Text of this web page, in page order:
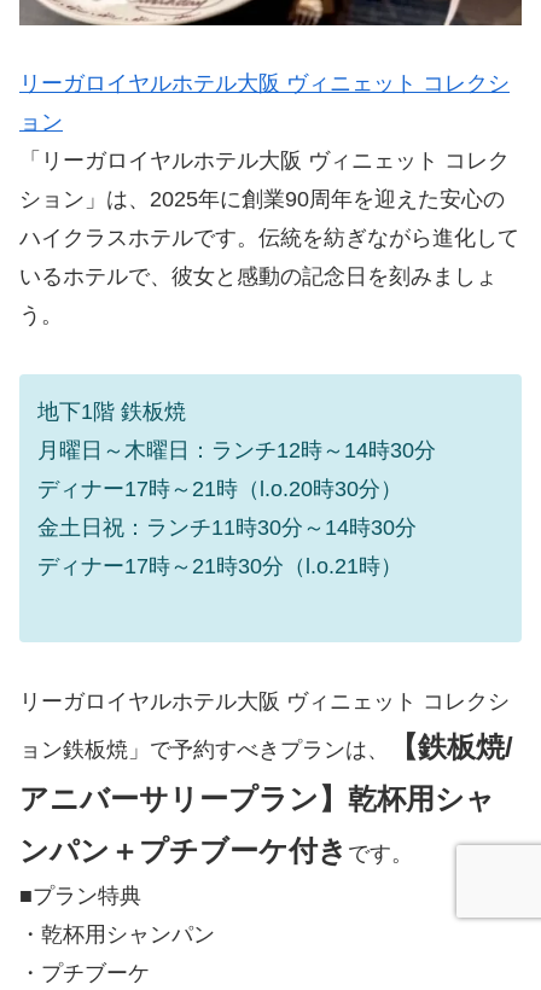
リーガロイヤルホテル大阪 ヴィニェット コレクシ
ョン
「リーガロイヤルホテル大阪 ヴィニェット コレク
ション」は、2025年に創業90周年を迎えた安心の
ハイクラスホテルです。伝統を紡ぎながら進化して
いるホテルで、彼女と感動の記念日を刻みましょ
う。
地下1階 鉄板焼
月曜日～木曜日：ランチ12時～14時30分
ディナー17時～21時（l.o.20時30分）
金土日祝：ランチ11時30分～14時30分
ディナー17時～21時30分（l.o.21時）
リーガロイヤルホテル大阪 ヴィニェット コレクシ
ョン鉄板焼」で予約すべきプランは、
【鉄板焼/
アニバーサリープラン】乾杯用シャ
ンパン＋プチブーケ付き です。
■プラン特典
・乾杯用シャンパン
・プチブーケ